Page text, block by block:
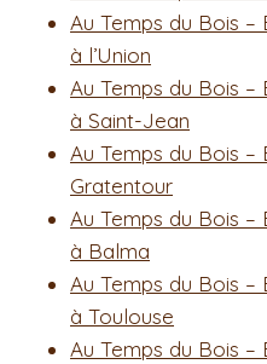
Au Temps du Bois –
à l’Union
Au Temps du Bois –
à Saint-Jean
Au Temps du Bois –
Gratentour
Au Temps du Bois –
à Balma
Au Temps du Bois
à Toulouse
Au Temps du Bois